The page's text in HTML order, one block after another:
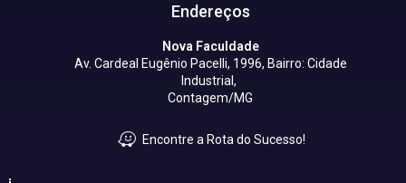
Endereços
Nova Faculdade
Av. Cardeal Eugênio Pacelli, 1996, Bairro: Cidade
Industrial,
Contagem/MG
Encontre a Rota do Sucesso!